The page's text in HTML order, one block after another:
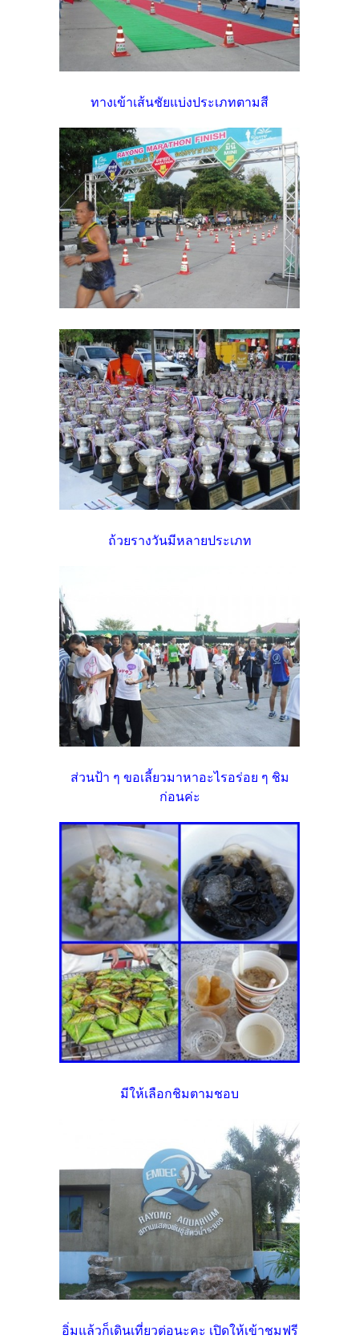
ทางเข้าเส้นชัยแบ่งประเภทตามสี
ถ้วยรางวันมีหลายประเภท
ส่วนป้า ๆ ขอเลี้ยวมาหาอะไรอร่อย ๆ ชิม
ก่อนค่ะ
มีให้เลือกชิมตามชอบ
อิ่มแล้วก็เดินเที่ยวต่อนะคะ เปิดให้เข้าชมฟรี